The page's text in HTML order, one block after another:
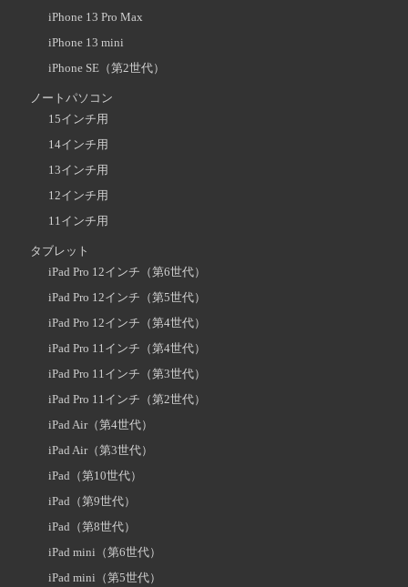
iPhone 13 Pro Max
iPhone 13 mini
iPhone SE（第2世代）
ノートパソコン
15インチ用
14インチ用
13インチ用
12インチ用
11インチ用
タブレット
iPad Pro 12インチ（第6世代）
iPad Pro 12インチ（第5世代）
iPad Pro 12インチ（第4世代）
iPad Pro 11インチ（第4世代）
iPad Pro 11インチ（第3世代）
iPad Pro 11インチ（第2世代）
iPad Air（第4世代）
iPad Air（第3世代）
iPad（第10世代）
iPad（第9世代）
iPad（第8世代）
iPad mini（第6世代）
iPad mini（第5世代）